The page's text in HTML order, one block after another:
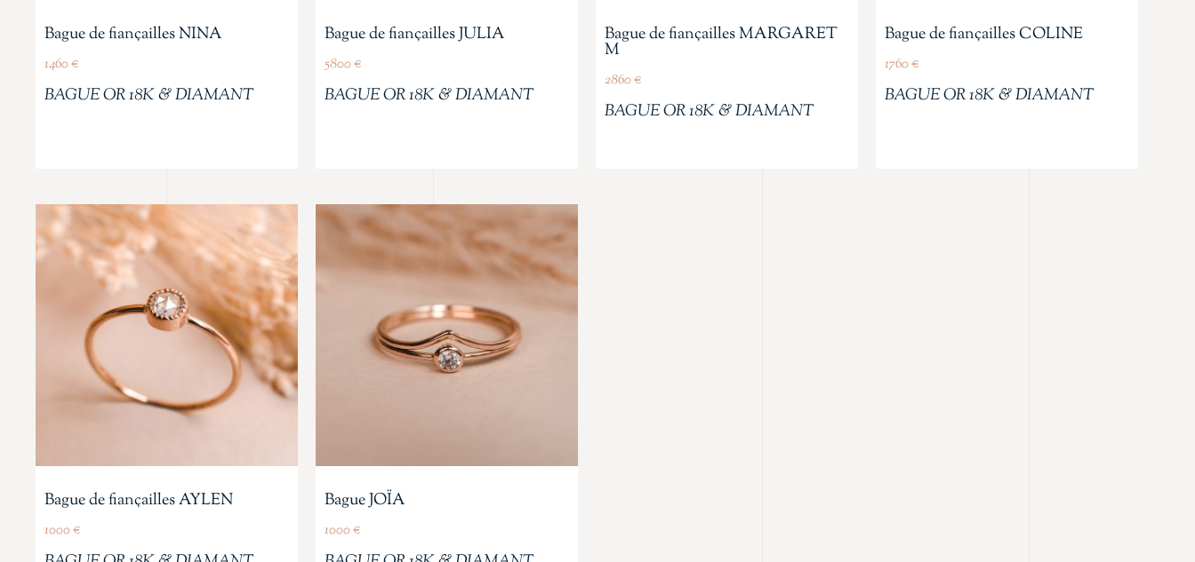
Bague de fiançailles NINA
1460€
BAGUE OR 18K & DIAMANT
Bague de fiançailles JULIA
5800€
BAGUE OR 18K & DIAMANT
Bague de fiançailles MARGARET
M
2860€
BAGUE OR 18K & DIAMANT
Bague de fiançailles COLINE
1760€
BAGUE OR 18K & DIAMANT
Bague de fiançailles AYLEN
1000€
Bague JOÏA
1000€